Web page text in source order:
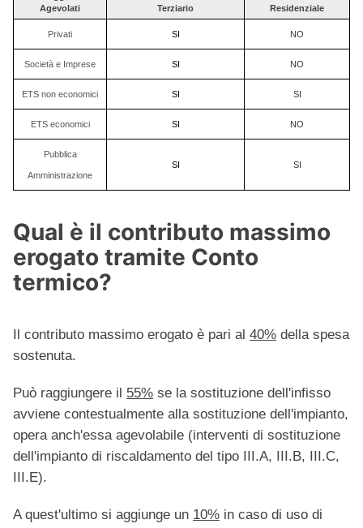
Agevolati
Terziario
Residenziale
Privati SI NO
Società e Imprese SI NO
ETS non economici SI SI
ETS economici SI NO
Pubblica
Amministrazione
SI SI
Qual è il contributo massimo
erogato tramite Conto
termico?
Il contributo massimo erogato è pari al 40% della spesa
sostenuta.
Può raggiungere il 55% se la sostituzione dell'infisso
avviene contestualmente alla sostituzione dell'impianto,
opera anch'essa agevolabile (interventi di sostituzione
dell'impianto di riscaldamento del tipo III.A, III.B, III.C,
III.E).
A quest'ultimo si aggiunge un 10% in caso di uso di